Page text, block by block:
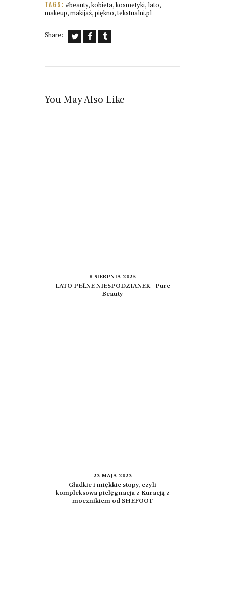
TAGS: #beauty,kobieta,kosmetyki, lato,
makeup,makijaż,piękno,tekstualni.pl
Share:
You May Also Like
8 SIERPNIA 2025
LATO PEŁNE NIESPODZIANEK – Pure
Beauty
23 MAJA 2023
Gładkie i miękkie stopy, czyli
kompleksowa pielęgnacja z Kuracją z
mocznikiem od SHEFOOT